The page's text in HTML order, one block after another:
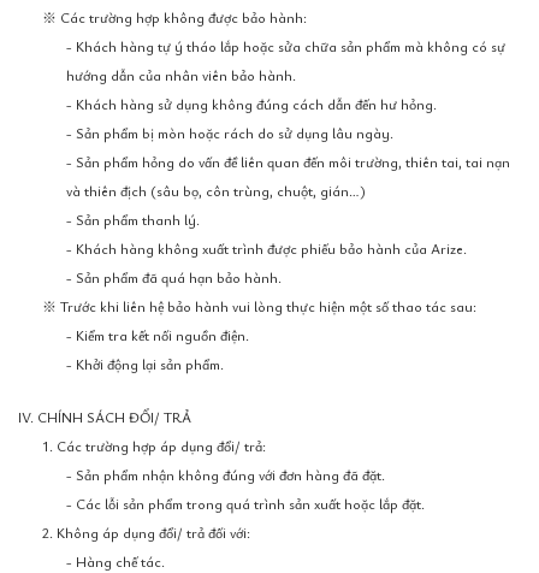
※ Các trường hợp không được bảo hành:
- Khách hàng tự ý tháo lắp hoặc sửa chữa sản phẩm mà không có sự
hướng dẫn của nhân viên bảo hành.
- Khách hàng sử dụng không đúng cách dẫn đến hư hỏng.
- Sản phẩm bị mòn hoặc rách do sử dụng lâu ngày.
- Sản phẩm hỏng do vấn đề liên quan đến môi trường, thiên tai, tai nạn
và thiên địch (sâu bọ, côn trùng, chuột, gián…)
- Sản phẩm thanh lý.
- Khách hàng không xuất trình được phiếu bảo hành của Arize.
- Sản phẩm đã quá hạn bảo hành.
※ Trước khi liên hệ bảo hành vui lòng thực hiện một số thao tác sau:
- Kiểm tra kết nối nguồn điện.
- Khởi động lại sản phẩm.
IV. CHÍNH SÁCH ĐỔI/ TRẢ
1. Các trường hợp áp dụng đổi/ trả:
- Sản phẩm nhận không đúng với đơn hàng đã đặt.
- Các lỗi sản phẩm trong quá trình sản xuất hoặc lắp đặt.
2. Không áp dụng đổi/ trả đối với:
- Hàng chế tác.